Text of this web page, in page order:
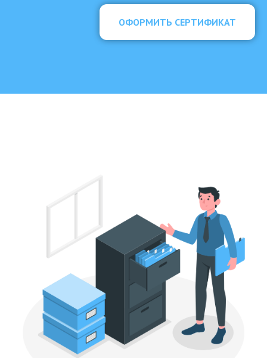
ОФОРМИТЬ СЕРТИФИКАТ